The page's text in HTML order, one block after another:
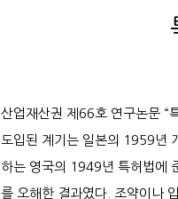
산업재산권 제66호 연구논문 “
도입된 계기는 일본의 1959년
하는 영국의 1949년 특허법에
를 오해한 결과였다. 조약이나